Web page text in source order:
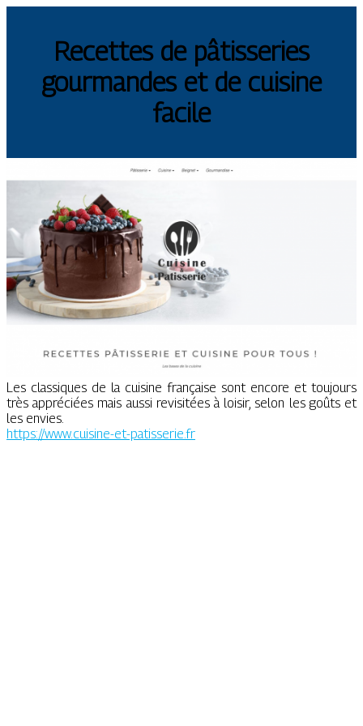
Recettes de pâtisseries
gourmandes et de cuisine
facile
Les classiques de la cuisine française sont encore et toujours
très appréciées mais aussi revisitées à loisir, selon les goûts et
les envies.
https://www.cuisine-et-patisserie.fr